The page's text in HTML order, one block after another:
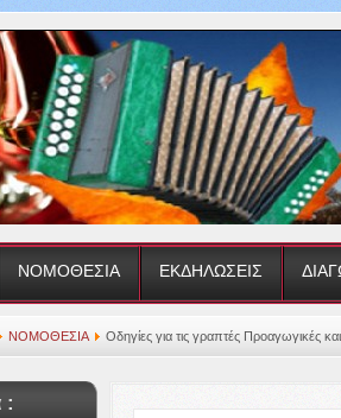
ΝΟΜΟΘΕΣΙΑ ΕΚΔΗΛΩΣΕΙΣ
ΝΟΜΟΘΕΣΙΑ Οδηγίες για τις γραπτές Προαγωγικές
: